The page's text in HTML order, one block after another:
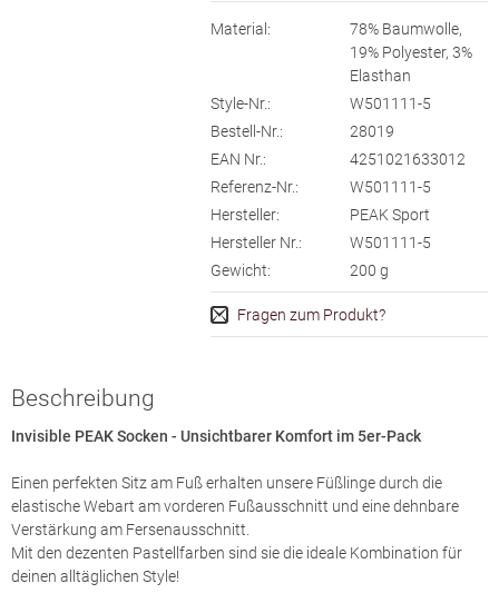
Material:
78% Baumwolle,
19% Polyester, 3%
Elasthan
Style-Nr.:
W501111-5
Bestell-Nr.:
28019
EAN Nr.:
4251021633012
Referenz-Nr.:
W501111-5
Hersteller:
PEAK Sport
Hersteller Nr.:
W501111-5
Gewicht:
200 g
Fragen zum Produkt?
Beschreibung
Invisible PEAK Socken - Unsichtbarer Komfort im 5er-Pack
Einen perfekten Sitz am Fuß erhalten unsere Füßlinge durch die
elastische Webart am vorderen Fußausschnitt und eine dehnbare
Verstärkung am Fersenausschnitt.
Mit den dezenten Pastellfarben sind sie die ideale Kombination für
deinen alltäglichen Style!